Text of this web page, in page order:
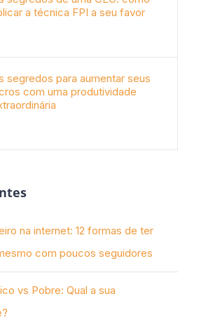
a técnica FPI a seu favor
segredos para aumentar seus
com uma produtividade
na internet: 12 formas de ter
com poucos seguidores
vs Pobre: Qual a sua